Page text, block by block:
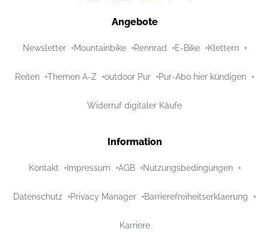
Angebote
Newsletter Mountainbike Rennrad E-Bike Klettern
Reiten Themen A-Z outdoor Pur Pur-Abo hier kündigen
Widerruf digitaler Käufe
Information
Kontakt Impressum AGB Nutzungsbedingungen
Datenschutz Privacy Manager Barrierefreiheitserklaerung
Karriere